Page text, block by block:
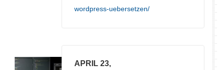
wordpress-uebersetzen/
APRIL 23,